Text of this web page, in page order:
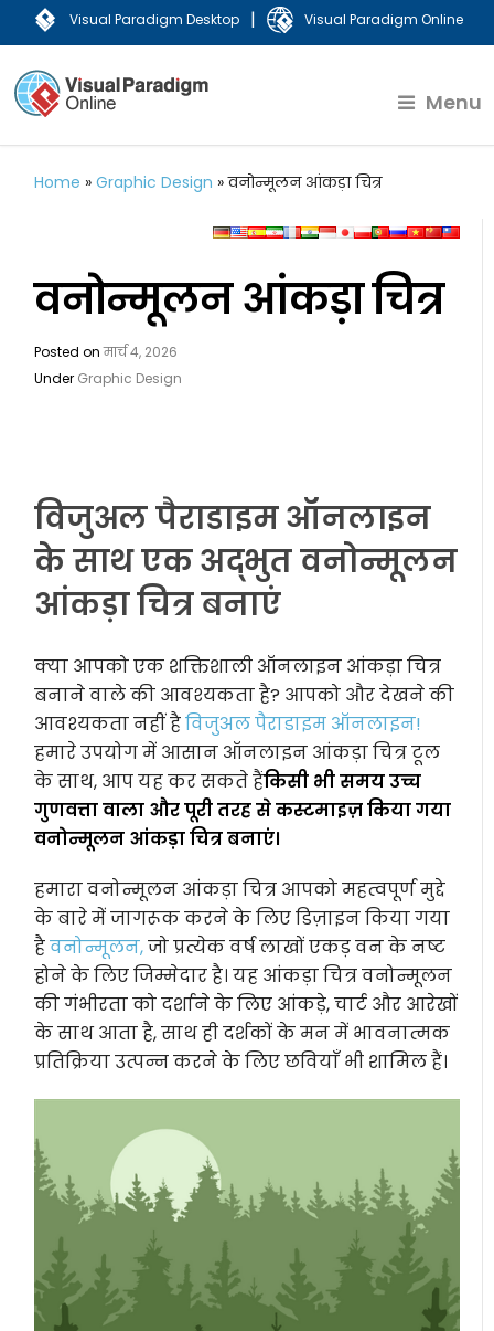
Visual Paradigm Desktop | Visual Paradigm Online
Menu
Home »Graphic Design »वनोन्मूलन आंकड़ा चित्र
वनोन्मूलन आंकड़ा चित्र
Posted onमार्च 4, 2026
Under Graphic Design
विजुअल पैराडाइम ऑनलाइन
के साथ एक अद्भुत वनोन्मूलन
आंकड़ा चित्र बनाएं
क्या आपको एक शक्तिशाली ऑनलाइन आंकड़ा चित्र
बनाने वाले की आवश्यकता है? आपको और देखने की
आवश्यकता नहीं हैविजुअल पैराडाइम ऑनलाइन!
हमारे उपयोग में आसान ऑनलाइन आंकड़ा चित्र टूल
के साथ, आप यह कर सकते हैंकिसी भी समय उच्च
गुणवत्ता वाला और पूरी तरह से कस्टमाइज़ किया गया
वनोन्मूलन आंकड़ा चित्र बनाएं।
हमारा वनोन्मूलन आंकड़ा चित्र आपको महत्वपूर्ण मुद्दे
के बारे में जागरूक करने के लिए डिज़ाइन किया गया
हैवनोन्मूलन,जो प्रत्येक वर्ष लाखों एकड़ वन के नष्ट
होने के लिए जिम्मेदार है। यह आंकड़ा चित्र वनोन्मूलन
की गंभीरता को दर्शाने के लिए आंकड़े, चार्ट और आरेखों
के साथ आता है, साथ ही दर्शकों के मन में भावनात्मक
प्रतिक्रिया उत्पन्न करने के लिए छवियाँ भी शामिल हैं।